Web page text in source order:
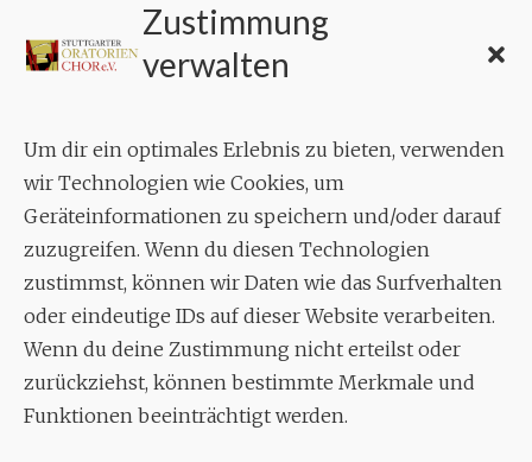
Zustimmung
verwalten
Um dir ein optimales Erlebnis zu bieten, verwenden
wir Technologien wie Cookies, um
Geräteinformationen zu speichern und/oder darauf
zuzugreifen. Wenn du diesen Technologien
zustimmst, können wir Daten wie das Surfverhalten
oder eindeutige IDs auf dieser Website verarbeiten.
Wenn du deine Zustimmung nicht erteilst oder
zurückziehst, können bestimmte Merkmale und
Funktionen beeinträchtigt werden.
KONTAKT
Geschäftsstelle:
Aixheimer Str. 18
70619 Stuttgart
MUSIK
Musikalischer Leiter:
Enrico Trummer
Tel.+49 (0)177 / 34 23 57 1
Facebook
TwitterYouTube